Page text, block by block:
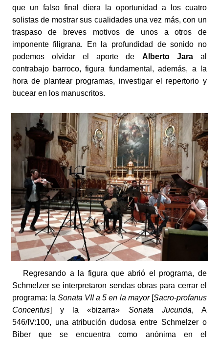
que un falso final diera la oportunidad a los cuatro
solistas de mostrar sus cualidades una vez más, con un
traspaso de breves motivos de unos a otros de
imponente filigrana. En la profundidad de sonido no
podemos olvidar el aporte de Alberto Jaraal
contrabajo barroco, figura fundamental, además, a la
hora de plantear programas, investigar el repertorio y
bucear en los manuscritos.
Regresando a la figura que abrió el programa, de
Schmelzer se interpretaron sendas obras para cerrar el
programa: la Sonata VII a 5 en la mayor[Sacro-profanus
Concentus] y la «bizarra» Sonata Jucunda, A
546/IV:100, una atribución dudosa entre Schmelzer o
Biber que se encuentra como anónima en el